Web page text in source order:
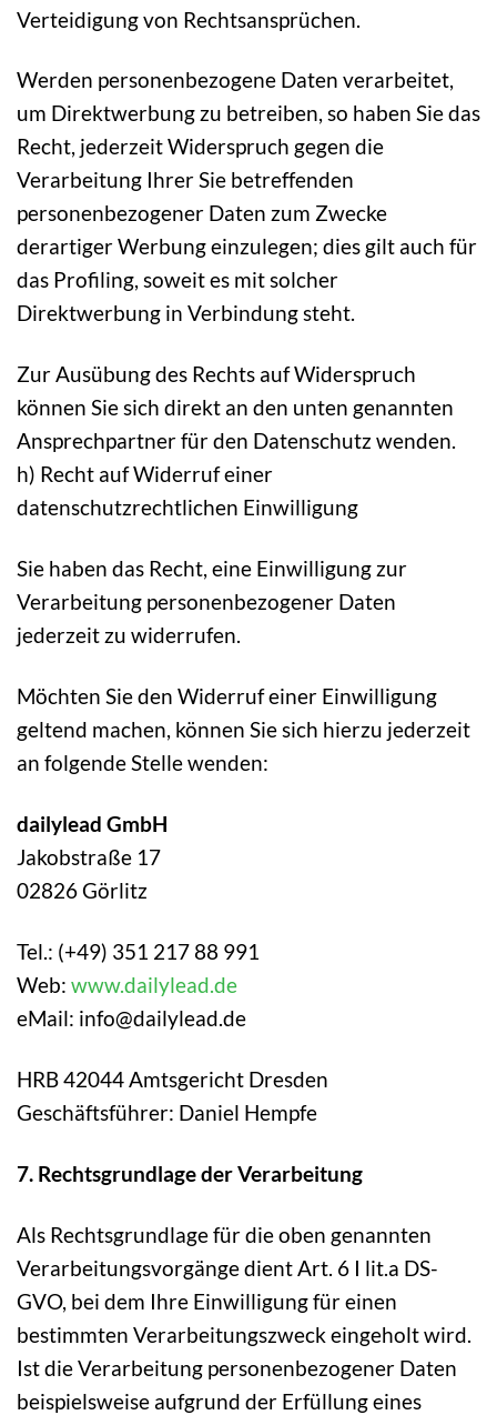
Verteidigung von Rechtsansprüchen.
Werden personenbezogene Daten verarbeitet,
um Direktwerbung zu betreiben, so haben Sie das
Recht, jederzeit Widerspruch gegen die
Verarbeitung Ihrer Sie betreffenden
personenbezogener Daten zum Zwecke
derartiger Werbung einzulegen; dies gilt auch für
das Profiling, soweit es mit solcher
Direktwerbung in Verbindung steht.
Zur Ausübung des Rechts auf Widerspruch
können Sie sich direkt an den unten genannten
Ansprechpartner für den Datenschutz wenden.
h) Recht auf Widerruf einer
datenschutzrechtlichen Einwilligung
Sie haben das Recht, eine Einwilligung zur
Verarbeitung personenbezogener Daten
jederzeit zu widerrufen.
Möchten Sie den Widerruf einer Einwilligung
geltend machen, können Sie sich hierzu jederzeit
an folgende Stelle wenden:
dailylead GmbH
Jakobstraße 17
02826 Görlitz
Tel.: (+49) 351 217 88 991
Web: www.dailylead.de
eMail: info@dailylead.de
HRB 42044 Amtsgericht Dresden
Geschäftsführer: Daniel Hempfe
7. Rechtsgrundlage der Verarbeitung
Als Rechtsgrundlage für die oben genannten
Verarbeitungsvorgänge dient Art. 6 I lit.a DS-
GVO, bei dem Ihre Einwilligung für einen
bestimmten Verarbeitungszweck eingeholt wird.
Ist die Verarbeitung personenbezogener Daten
beispielsweise aufgrund der Erfüllung eines